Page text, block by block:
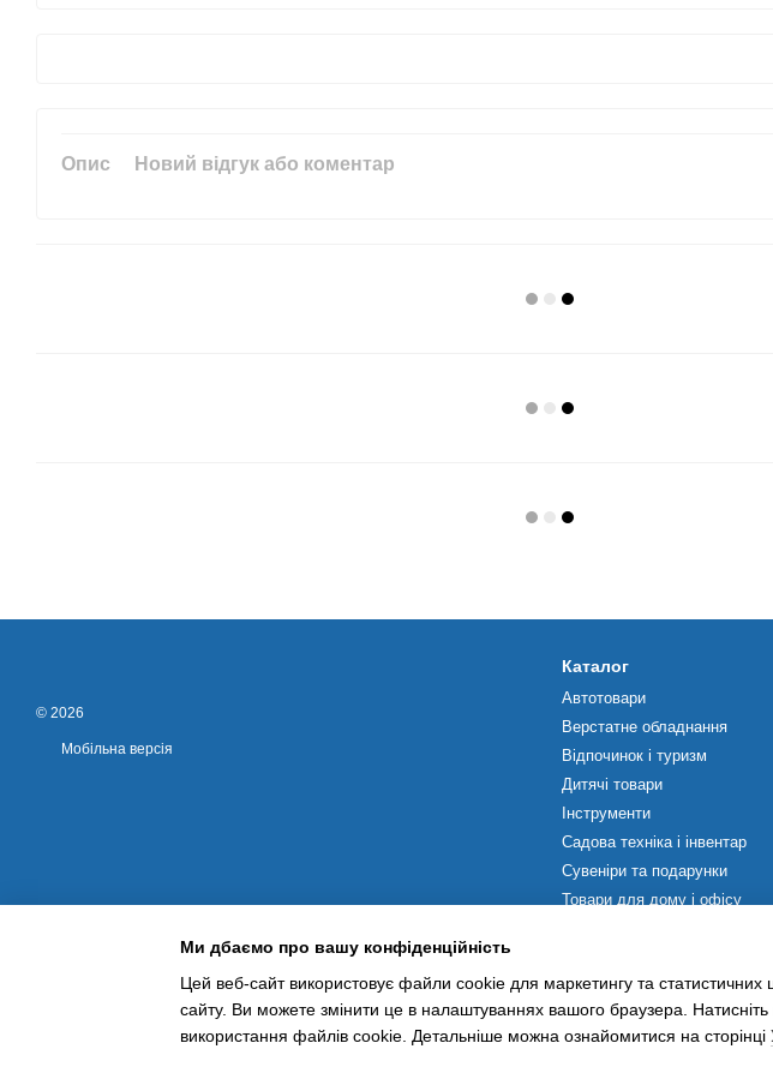
Опис Новий відгук або коментар
© 2026
Мобільна версія
Каталог
Автотовари
Верстатне обладнання
Відпочинок і туризм
Дитячі товари
Інструменти
Садова техніка і інвентар
Сувеніри та подарунки
Товари для дому і офісу
Хобі та захоплення
Ми дбаємо про вашу конфіденційність
Цей веб-сайт використовує файли cookie для маркетингу та статистичних
сайту. Ви можете змінити це в налаштуваннях вашого браузера.
використання файлів cookie. Детальніше можна ознайомитися на сторінці